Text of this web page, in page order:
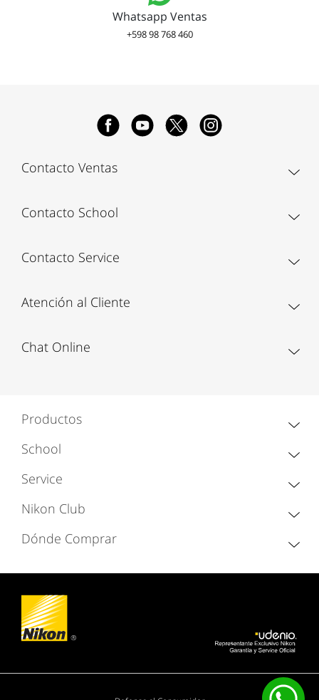
Whatsapp Ventas
+598 98 768 460
Contacto Ventas
Contacto School
Contacto Service
Atención al Cliente
Chat Online
Productos
School
Service
Nikon Club
Dónde Comprar